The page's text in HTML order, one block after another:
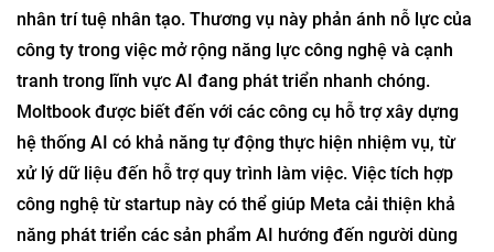
nhân trí tuệ nhân tạo. Thương vụ này phản ánh nỗ lực của
công ty trong việc mở rộng năng lực công nghệ và cạnh
tranh trong lĩnh vực AI đang phát triển nhanh chóng.
Moltbook được biết đến với các công cụ hỗ trợ xây dựng
hệ thống AI có khả năng tự động thực hiện nhiệm vụ, từ
xử lý dữ liệu đến hỗ trợ quy trình làm việc. Việc tích hợp
công nghệ từ startup này có thể giúp Meta cải thiện khả
năng phát triển các sản phẩm AI hướng đến người dùng